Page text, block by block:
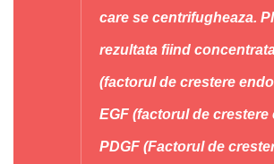
care se centrifugheaza.
rezultata fiind
(factorul de crestere
EGF (factorul de crestere
PDGF (Factorul de